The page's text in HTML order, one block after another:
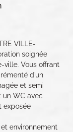
VILLE-
soignée
ville. Vous offrant
d’un
et semi
un WC avec
exposée
environnement